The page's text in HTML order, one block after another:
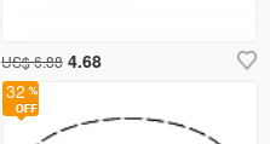
32
US$ 6.88 4.68